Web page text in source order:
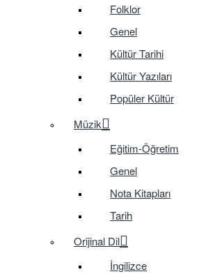
Folklor
Genel
Kültür Tarihi
Kültür Yazıları
Popüler Kültür
Müzik
Eğitim-Öğretim
Genel
Nota Kitapları
Tarih
Orijinal Dil
İngilizce